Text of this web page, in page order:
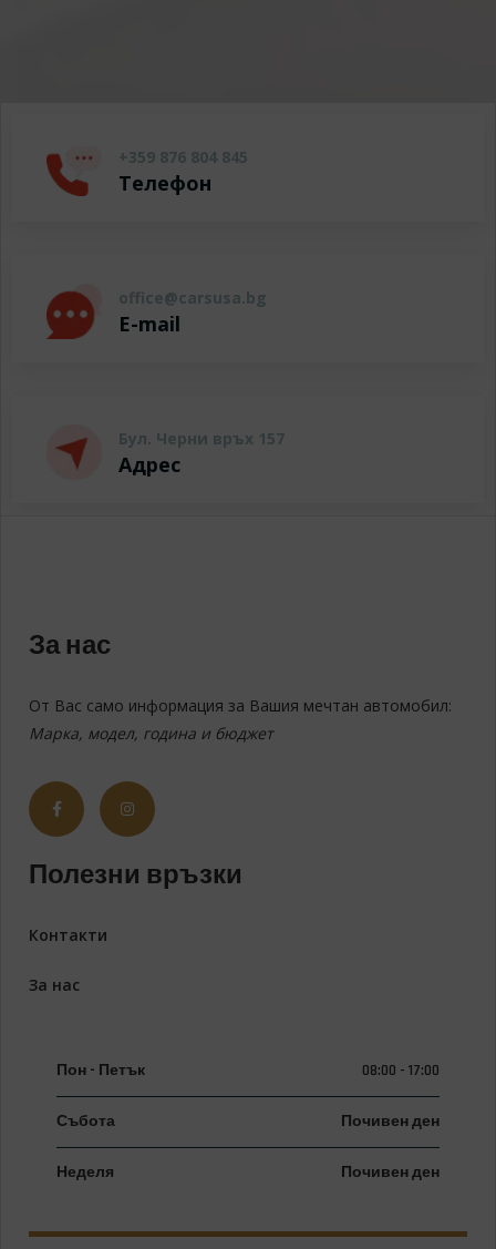
+359 876 804 845
Телефон
office@carsusa.bg
E-mail
Бул. Черни връх 157
Адрес
За нас
От Вас само информация за Вашия мечтан автомобил:
Марка, модел, година и бюджет
Полезни връзки
Контакти
За нас
Пон - Петък 08:00 - 17:00
Събота Почивен ден
Неделя Почивен ден